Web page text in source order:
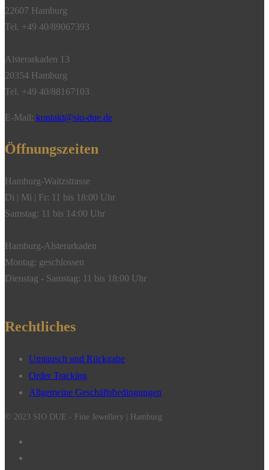
22607 Hamburg
Tel. +49 40/89067393
Alsterarkaden 13
20354 Hamburg
Tel. +49 40/88167103
E-Mail: kontakt@sio-due.de
Öffnungszeiten
Hamburg-Waitzstrasse
Di | Mi | Fr: 11 bis 18:00 Uhr
Samstag: 11 bis 14:00 Uhr
Hamburg-Alsterarkaden
Montag: geschlossen
Dienstag - Samstag: 11 bis 18:00 Uhr
Rechtliches
Umtausch und Rückgabe
Order Tracking
Allgemeine Geschäftsbedingungen
© 2023 SIO DUE - Fine Jewellery | Hamburg